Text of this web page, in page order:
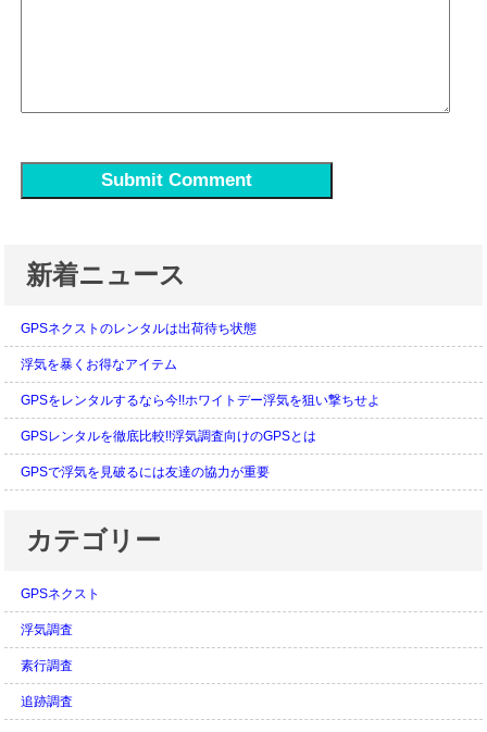
新着ニュース
GPSネクストのレンタルは出荷待ち状態
浮気を暴くお得なアイテム
GPSをレンタルするなら今!!ホワイトデー浮気を狙い撃ちせよ
GPSレンタルを徹底比較!!浮気調査向けのGPSとは
GPSで浮気を見破るには友達の協力が重要
カテゴリー
GPSネクスト
浮気調査
素行調査
追跡調査